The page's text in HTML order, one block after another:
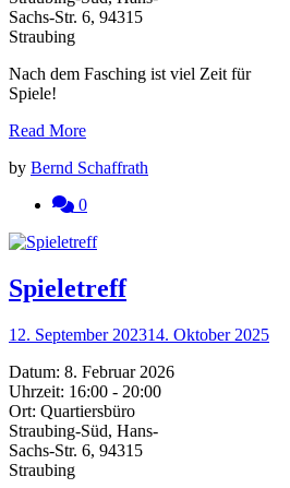
Sachs-Str. 6, 94315
Straubing
Nach dem Fasching ist viel Zeit für
Spiele!
Read More
by Bernd Schaffrath
0
Spieletreff
12. September 202314. Oktober 2025
Datum: 8. Februar 2026
Uhrzeit: 16:00 - 20:00
Ort: Quartiersbüro
Straubing-Süd, Hans-
Sachs-Str. 6, 94315
Straubing